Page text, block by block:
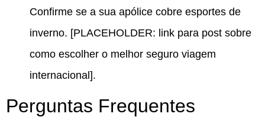
Confirme se a sua apólice cobre esportes de
inverno. [PLACEHOLDER: link para post sobre
como escolher o melhor seguro viagem
internacional].
Perguntas Frequentes